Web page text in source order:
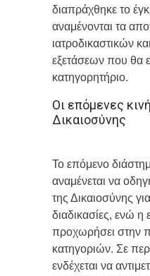
διαπράχθηκε το
αναμένονται τα
ιατροδικαστικών
εξετάσεων που θα
κατηγορητήριο.
Οι επόμενες
Δικαιοσύνης
Το επόμενο
αναμένεται να
της Δικαιοσύνης
διαδικασίες, ενώ η
προχωρήσει στην
κατηγοριών. Σε
ενδέχεται να